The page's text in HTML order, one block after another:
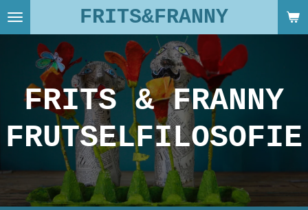
Ga
hoofdinhoud
FRITS&FRANNY
FRITS & FRANNY
FRUTSELFILOSOFIE